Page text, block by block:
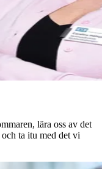
lära oss av det
ta itu med det vi